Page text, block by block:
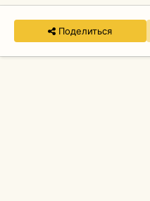
Поделиться